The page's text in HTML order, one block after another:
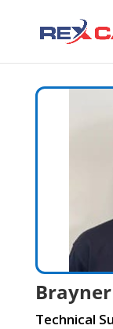
Technical